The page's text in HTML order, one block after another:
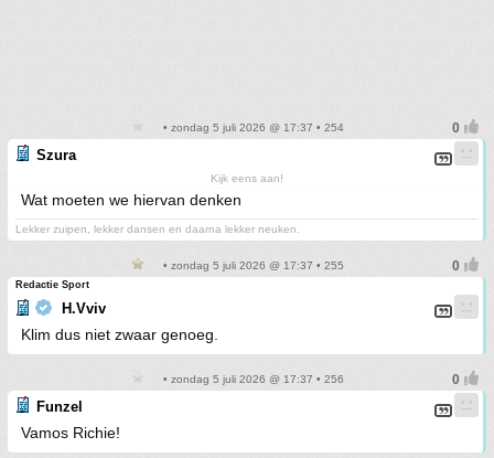
• zondag 5 juli 2026 @ 17:37 • 254
Szura
Kijk eens aan!
Wat moeten we hiervan denken
Lekker zuipen, lekker dansen en daarna lekker neuken.
• zondag 5 juli 2026 @ 17:37 • 255
Redactie Sport
H.Vviv
Klim dus niet zwaar genoeg.
• zondag 5 juli 2026 @ 17:37 • 256
Funzel
Vamos Richie!